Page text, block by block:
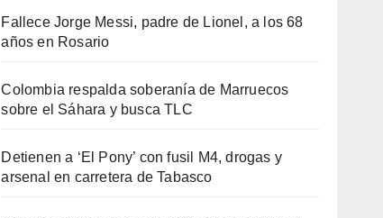
Fallece Jorge Messi, padre de Lionel, a los 68
años en Rosario
Colombia respalda soberanía de Marruecos
sobre el Sáhara y busca TLC
Detienen a ‘El Pony’ con fusil M4, drogas y
arsenal en carretera de Tabasco